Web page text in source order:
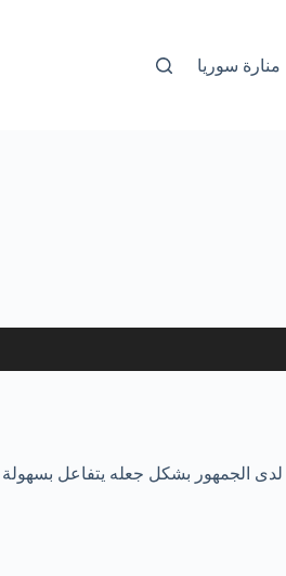
منارة سوريا
الجمهور بشكل جعله يتفاعل بسهولة